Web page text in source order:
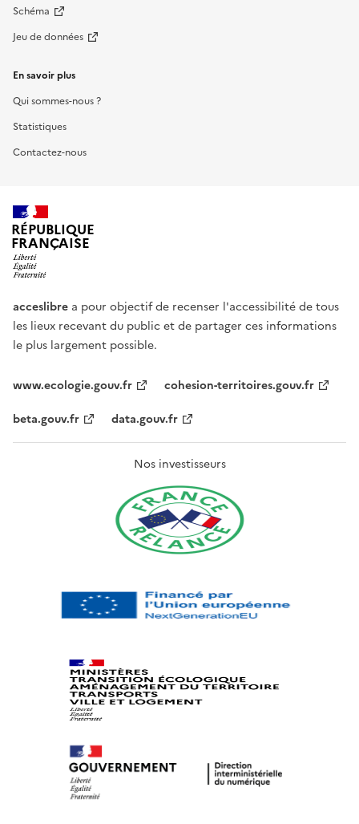
Schéma
Jeu de données
En savoir plus
Qui sommes-nous ?
Statistiques
Contactez-nous
RÉPUBLIQUE
FRANÇAISE
acceslibre a pour objectif de recenser l'accessibilité de tous
les lieux recevant du public et de partager ces informations
le plus largement possible.
www.ecologie.gouv.fr
cohesion-territoires.gouv.fr
beta.gouv.fr
data.gouv.fr
Nos investisseurs